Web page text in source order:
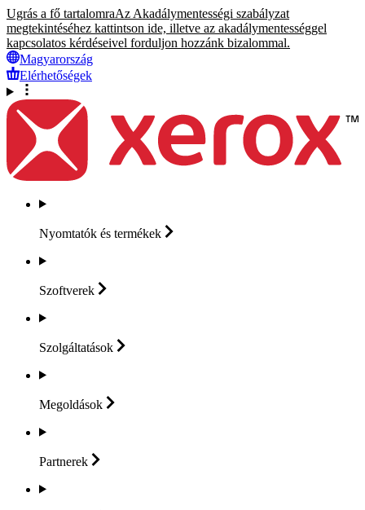
Ugrás a fő tartalomraAz Akadálymentességi szabályzat
megtekintéséhez kattintson ide, illetve az akadálymentességgel
kapcsolatos kérdéseivel forduljon hozzánk bizalommal.
Magyarország
Elérhetőségek
Nyomtatók és termékek
Szoftverek
Szolgáltatások
Megoldások
Partnerek